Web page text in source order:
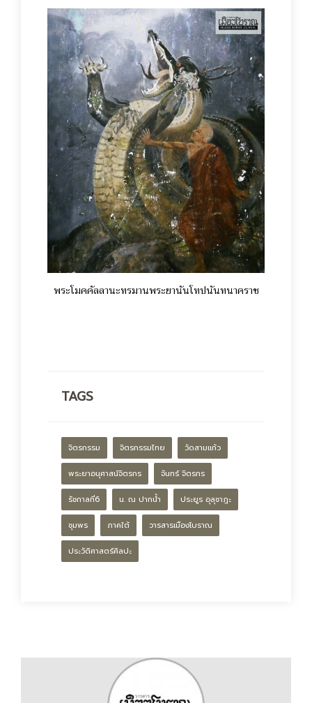
พระโมคคัลลานะทรมานพระยานันโทปนันทนาคราช
TAGS
จิตรกรรม จิตรกรรมไทย วัดสามแก้ว
พระยาอนุศาสน์จิตรกร จันทร์ จิตรกร
รัชกาลที่6 น. ณ ปากน้ำ ประยูร อุลุชาฎะ
ชุมพร ภาคใต้ วารสารเมืองโบราณ
ประวัติศาสตร์ศิลปะ